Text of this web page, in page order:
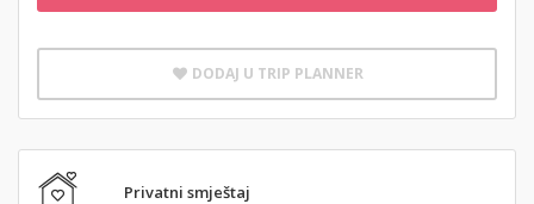
DODAJ U TRIP PLANNER
Privatni smještaj